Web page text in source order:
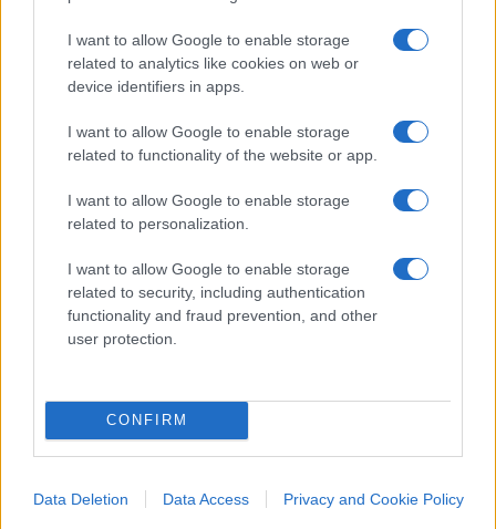
I want to allow Google to enable storage
related to analytics like cookies on web or
device identifiers in apps.
I want to allow Google to enable storage
related to functionality of the website or app.
I want to allow Google to enable storage
related to personalization.
I want to allow Google to enable storage
related to security, including authentication
functionality and fraud prevention, and other
user protection.
CONFIRM
Data Deletion Data Access Privacy and Cookie Policy
Tra le novità più rilevanti per la
l’esclusione della prima abitazione dal calcolo
dell’Isee fino a un valore catastale di91.500 euro
120 mila europer le famiglie residenti nelle
grandi città metropolitane. L’esenzione però vale
solo per alcune prestazioni, come assegno unico e
bonus nido.
ristrutturazioni, al 50% per la prima casa e al
36% per le altre, così come il sisma bonus e il
bonus mobili. Cambiano invece le regole per gli
: dal terzo immobile in poi il reddito
viene considerato d’impresa. La manovra stanzia